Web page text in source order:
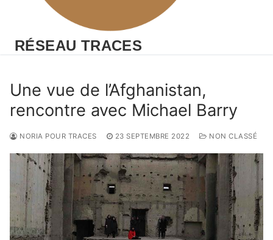
RÉSEAU TRACES
Une vue de l’Afghanistan,
rencontre avec Michael Barry
NORIA POUR TRACES 23 SEPTEMBRE 2022 NON CLASSÉ